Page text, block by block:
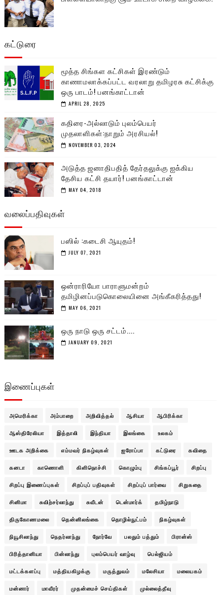
கட்டுரை
மூத்த சிங்கள கட்சிகள் இரண்டும்
காணாமலாக்கப்பட்ட வரலாறு தமிழரசு கட்சிக்கு
ஒரு பாடம்! பனங்காட்டான்
APRIL 28, 2025
கதிரை-அல்லாடும் புலம்பெயர்
முதலாளிகள்:நாறும் அரசியல்!
NOVEMBER 03, 2024
அடுத்த ஜனாதிபதித் தேர்தலுக்கு ஐக்கிய
தேசிய கட்சி தயார்! பனங்காட்டான்
MAY 04, 2018
வலைப்பதிவுகள்
பஸில் :கடைசி ஆயுதம்!
JULY 07, 2021
ஒன்ராரியோ பாராளுமன்றம்
தமிழினப்படுகொலையினை அங்கீகரித்தது!
MAY 06, 2021
ஒரு நாடு ஒரு சட்டம்....
JANUARY 09, 2021
இணைப்புகள்
அமெரிக்கா அம்பாறை அறிவித்தல் ஆசியா ஆபிரிக்கா
ஆஸ்திரேலியா இத்தாலி இந்தியா இலங்கை உலகம்
ஊடக அறிக்கை எம்மவர் நிகழ்வுகள் ஐரோப்பா கட்டுரை கவிதை
கனடா காணொளி கிளிநொச்சி கொழும்பு சிங்கப்பூர் சிறப்பு
சிறப்பு இணைப்புகள் சிறப்புப் பதிவுகள் சிறப்புப் பார்வை சிறுகதை
சினிமா சுவிற்சர்லாந்து சுவீடன் டென்மார்க் தமிழ்நாடு
திருகோணமலை தென்னிலங்கை தொழில்நுட்பம் நிகழ்வுகள்
நியூசிலாந்து நெதர்லாந்து நோர்வே பலதும் பத்தும் பிரான்ஸ்
பிரித்தானியா பின்லாந்து புலம்பெயர் வாழ்வு பெல்ஜியம்
மட்டக்களப்பு மத்தியகிழக்கு மருத்துவம் மலேசியா மலையகம்
மன்னார் மாவீரர் முதன்மைச் செய்திகள் முல்லைத்தீவு